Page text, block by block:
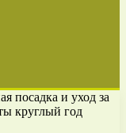
посадка и уход за
круглый год